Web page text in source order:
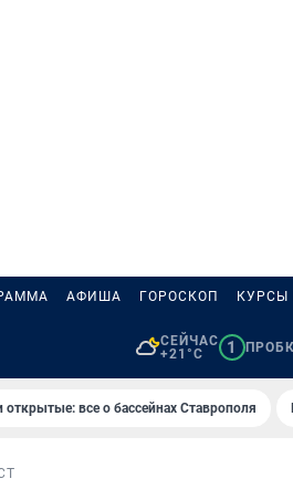
АФИША ГОРОСКОП КУРСЫ
СЕЙЧАС
+21°C
1
открытые: все о бассейнах Ставрополя